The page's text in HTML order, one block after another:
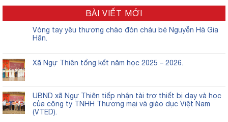
BÀI VIẾT MỚI
Vòng tay yêu thương chào đón cháu bé Nguyễn Hà Gia
Hân.
Xã Ngự Thiên tổng kết năm học 2025 – 2026.
UBND xã Ngự Thiên tiếp nhận tài trợ thiết bị dạy và học
của công ty TNHH Thương mại và giáo dục Việt Nam
(VTED).